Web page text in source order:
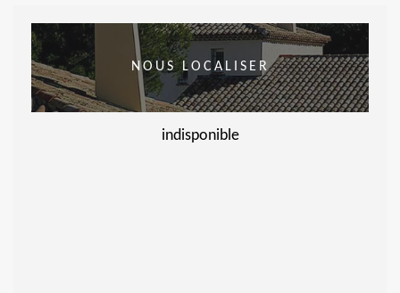
NOUS LOCALISER
indisponible